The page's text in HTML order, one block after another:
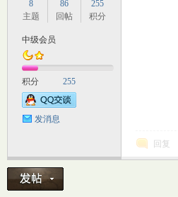
8
主题
86
回帖
255
积分
中级会员
积分 255
发消息
回复